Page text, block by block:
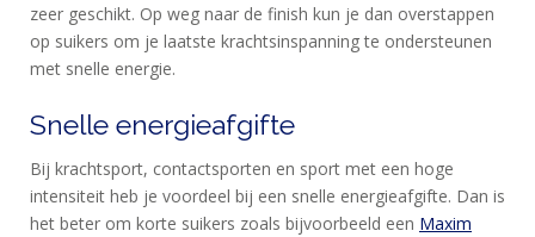
zeer geschikt. Op weg naar de finish kun je dan overstappen
op suikers om je laatste krachtsinspanning te ondersteunen
met snelle energie.
Snelle energieafgifte
Bij krachtsport, contactsporten en sport met een hoge
intensiteit heb je voordeel bij een snelle energieafgifte. Dan is
het beter om korte suikers zoals bijvoorbeeld een Maxim